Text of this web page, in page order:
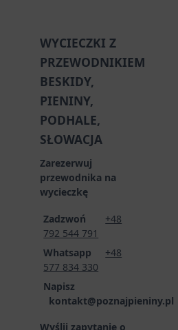
WYCIECZKI Z
PRZEWODNIKIEM
BESKIDY,
PIENINY,
PODHALE,
SŁOWACJA
Zarezerwuj
przewodnika na
wycieczkę
Zadzwoń +48
792 544 791
Whatsapp +48
577 834 330
Napisz
kontakt@poznajpieniny.pl
Wyślij zapytanie o